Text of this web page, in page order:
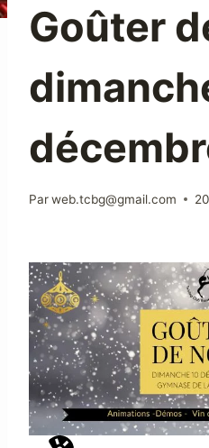
Goûter
Parweb.tcbg@gmail.com